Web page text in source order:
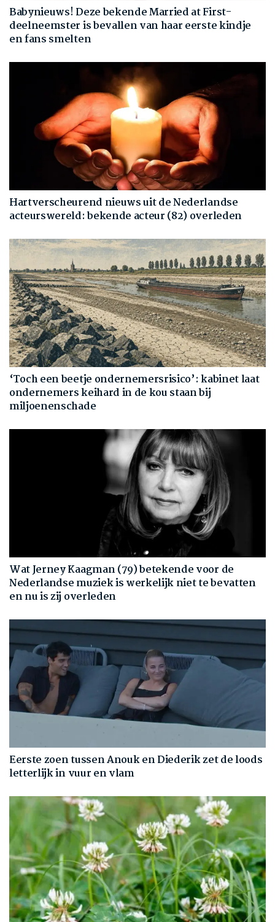
Babynieuws! Deze bekende Married at First-
deelneemster is bevallen van haar eerste kindje
en fans smelten
Hartverscheurend nieuws uit de Nederlandse
acteurswereld: bekende acteur (82) overleden
‘Toch een beetje ondernemersrisico’: kabinet laat
ondernemers keihard in de kou staan bij
miljoenenschade
Wat Jerney Kaagman (79) betekende voor de
Nederlandse muziek is werkelijk niet te bevatten
en nu is zij overleden
Eerste zoen tussen Anouk en Diederik zet de loods
letterlijk in vuur en vlam